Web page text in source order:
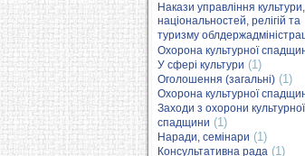
Накази управління культури,
національностей, релігій та
туризму
Охорона культурної
У сфері культури (1)
Оголошення (загальні) (1)
Охорона культурної
Заходи з охорони культурної
спадщини (1)
Наради, семінари (1)
Консультативна рада (1)